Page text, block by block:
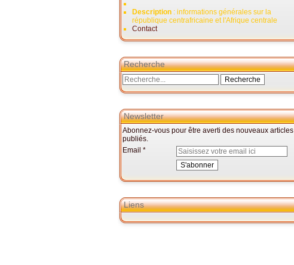
Description : informations générales sur la
république centrafricaine et l'Afrique centrale
Contact
Recherche
Newsletter
Abonnez-vous pour être averti des nouveaux articles
publiés.
Email
Liens